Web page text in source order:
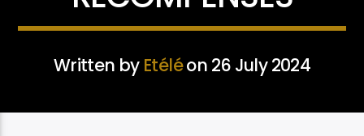
Written by Etéléon 26 July 2024